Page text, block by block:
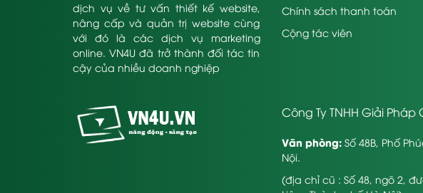
dịch vụ về tư vấn thiết kế website,
nâng cấp và quản trị website cùng
với đó là các dịch vụ marketing
online. VN4U đã trở thành đối tác tin
cậy của nhiều doanh nghiệp
Chính sách thanh toán
Cộng tác viên
Công Ty TNHH Giải Pháp
Văn phòng:Số 48B, Phố
Nội.
(địa chỉ cũ : Số 48, ngõ 2,